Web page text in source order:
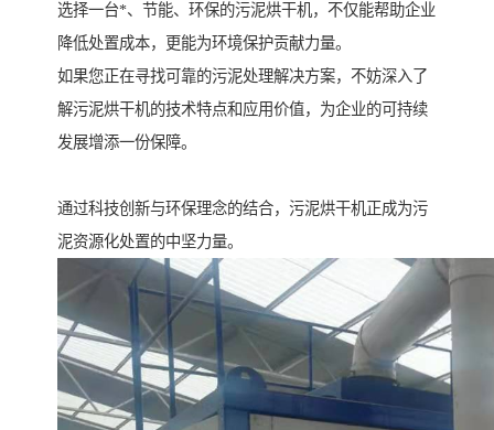
选择一台*、节能、环保的污泥烘干机，不仅能帮助企业
降低处置成本，更能为环境保护贡献力量。
如果您正在寻找可靠的污泥处理解决方案，不妨深入了
解污泥烘干机的技术特点和应用价值，为企业的可持续
发展增添一份保障。
通过科技创新与环保理念的结合，污泥烘干机正成为污
泥资源化处置的中坚力量。